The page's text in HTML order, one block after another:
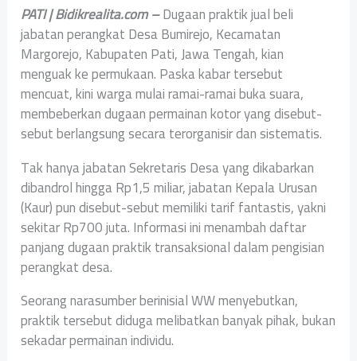
PATI | Bidikrealita.com –Dugaan praktik jual beli
jabatan perangkat Desa Bumirejo, Kecamatan
Margorejo, Kabupaten Pati, Jawa Tengah, kian
menguak ke permukaan. Paska kabar tersebut
mencuat, kini warga mulai ramai-ramai buka suara,
membeberkan dugaan permainan kotor yang disebut-
sebut berlangsung secara terorganisir dan sistematis.
Tak hanya jabatan Sekretaris Desa yang dikabarkan
dibandrol hingga Rp1,5 miliar, jabatan Kepala Urusan
(Kaur) pun disebut-sebut memiliki tarif fantastis, yakni
sekitar Rp700 juta. Informasi ini menambah daftar
panjang dugaan praktik transaksional dalam pengisian
perangkat desa.
Seorang narasumber berinisial WW menyebutkan,
praktik tersebut diduga melibatkan banyak pihak, bukan
sekadar permainan individu.